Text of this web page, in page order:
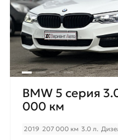
BMW 5 серия
000 км
2019 207 000 км 3.0 л.